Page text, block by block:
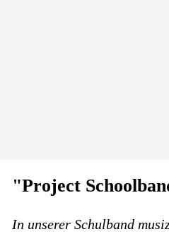
"Project
In unserer Schulband